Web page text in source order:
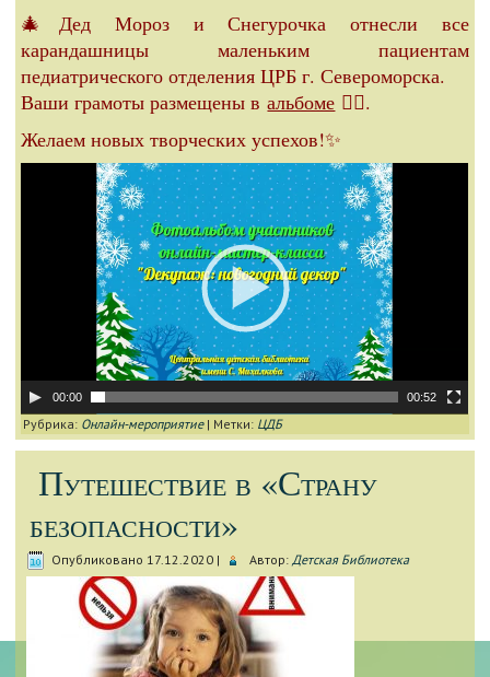
🎄Дед Мороз и Снегурочка отнесли все
карандашницы маленьким пациентам
педиатрического отделения ЦРБ г. Североморска.
Ваши грамоты размещены вальбоме 👈🏻.
Желаем новых творческих успехов!✨
Видеоплеер
00:00 00:52
Рубрика: Онлайн-мероприятие| Метки: ЦДБ
Путешествие в «Страну
безопасности»
Опубликовано 17.12.2020 | Автор: Детская Библиотека